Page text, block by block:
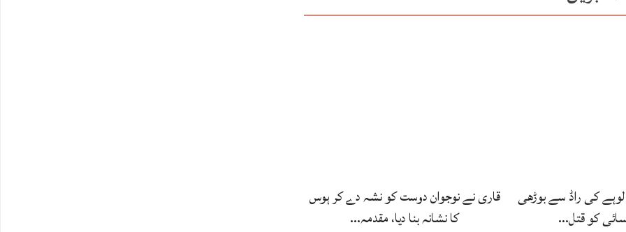
کی راڈ سے بوڑھی
کو قتل…
قاری نے نوجوان دوست کو نشہ دے کر ہوس
کا نشانہ بنا دیا، مقدمہ…